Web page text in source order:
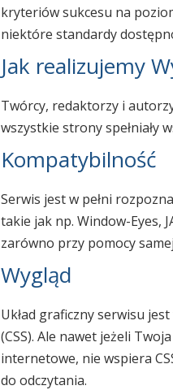
kryteriów sukcesu na
niektóre standardy
Jak realizujemy
Twórcy, redaktorzy i
wszystkie strony spełniały
Kompatybilność
Serwis jest w pełni
takie jak np. Window-Eyes,
zarówno przy pomocy
Wygląd
Układ graficzny serwisu
(CSS). Ale nawet jeżeli
internetowe, nie wspiera
do odczytania.